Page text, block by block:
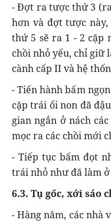
- Đợt ra tược thứ 3
hơn và đợt tược
thứ 5 sẽ ra 1 - 2 cặp
chồi nhỏ yếu, chỉ giữ
cành cấp II và hệ
- Tiến hành bấm
cặp trái ổi non đã
gian ngắn ở nách
mọc ra các chồi mới
- Tiếp tục bấm đọt
trái nhỏ như đã làm
6.3. Tụ gốc, xới sáo
- Hàng năm, các nhà